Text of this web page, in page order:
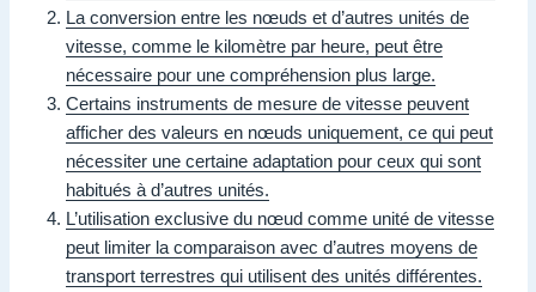
La conversion entre les nœuds et d’autres unités de
vitesse, comme le kilomètre par heure, peut être
nécessaire pour une compréhension plus large.
Certains instruments de mesure de vitesse peuvent
afficher des valeurs en nœuds uniquement, ce qui peut
nécessiter une certaine adaptation pour ceux qui sont
habitués à d’autres unités.
L’utilisation exclusive du nœud comme unité de vitesse
peut limiter la comparaison avec d’autres moyens de
transport terrestres qui utilisent des unités différentes.